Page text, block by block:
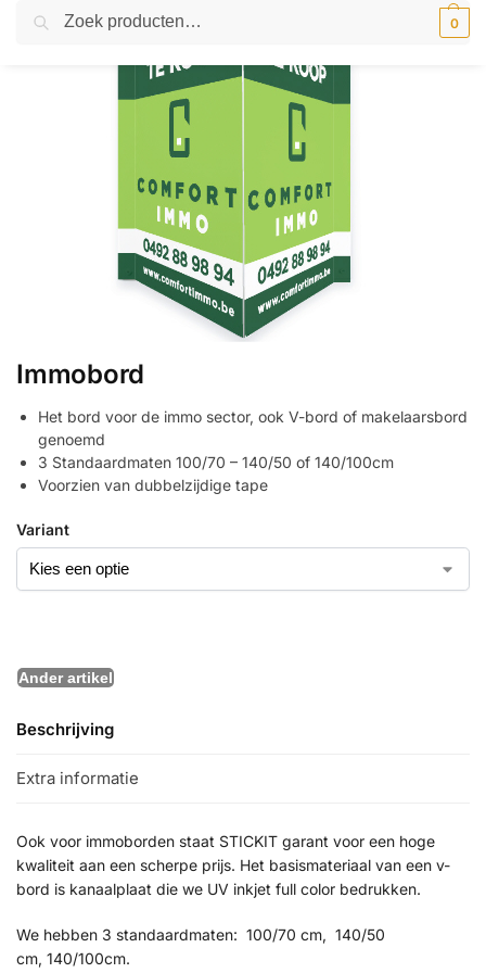
Zoeken
0
Immobord
Het bord voor de immo sector, ook V-bord of makelaarsbord
genoemd
3 Standaardmaten 100/70 – 140/50 of 140/100cm
Voorzien van dubbelzijdige tape
Variant
Beschrijving
Extra informatie
Ook voor immoborden staat STICKIT garant voor een hoge
kwaliteit aan een scherpe prijs. Het basismateriaal van een v-
bord is kanaalplaat die we UV inkjet full color bedrukken.
We hebben 3 standaardmaten: 100/70 cm, 140/50
cm, 140/100cm.